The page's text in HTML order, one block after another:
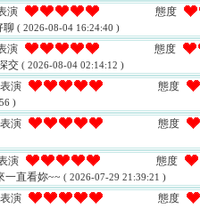
演 態度
聊 ( 2026-08-04 16:24:40 )
演 態度
交 ( 2026-08-04 02:14:12 )
表演 態度
)
表演 態度
演 態度
一直看妳~~ ( 2026-07-29 21:39:21 )
表演 態度